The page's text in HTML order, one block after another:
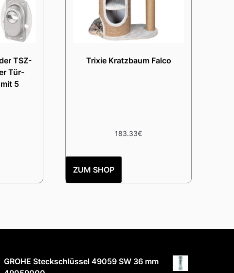
TSZ-
Tür-
5
Trixie Kratzbaum Falco
183.33€
ZUM SHOP
GROHE Steckschlüssel 49059 SW 36 mm